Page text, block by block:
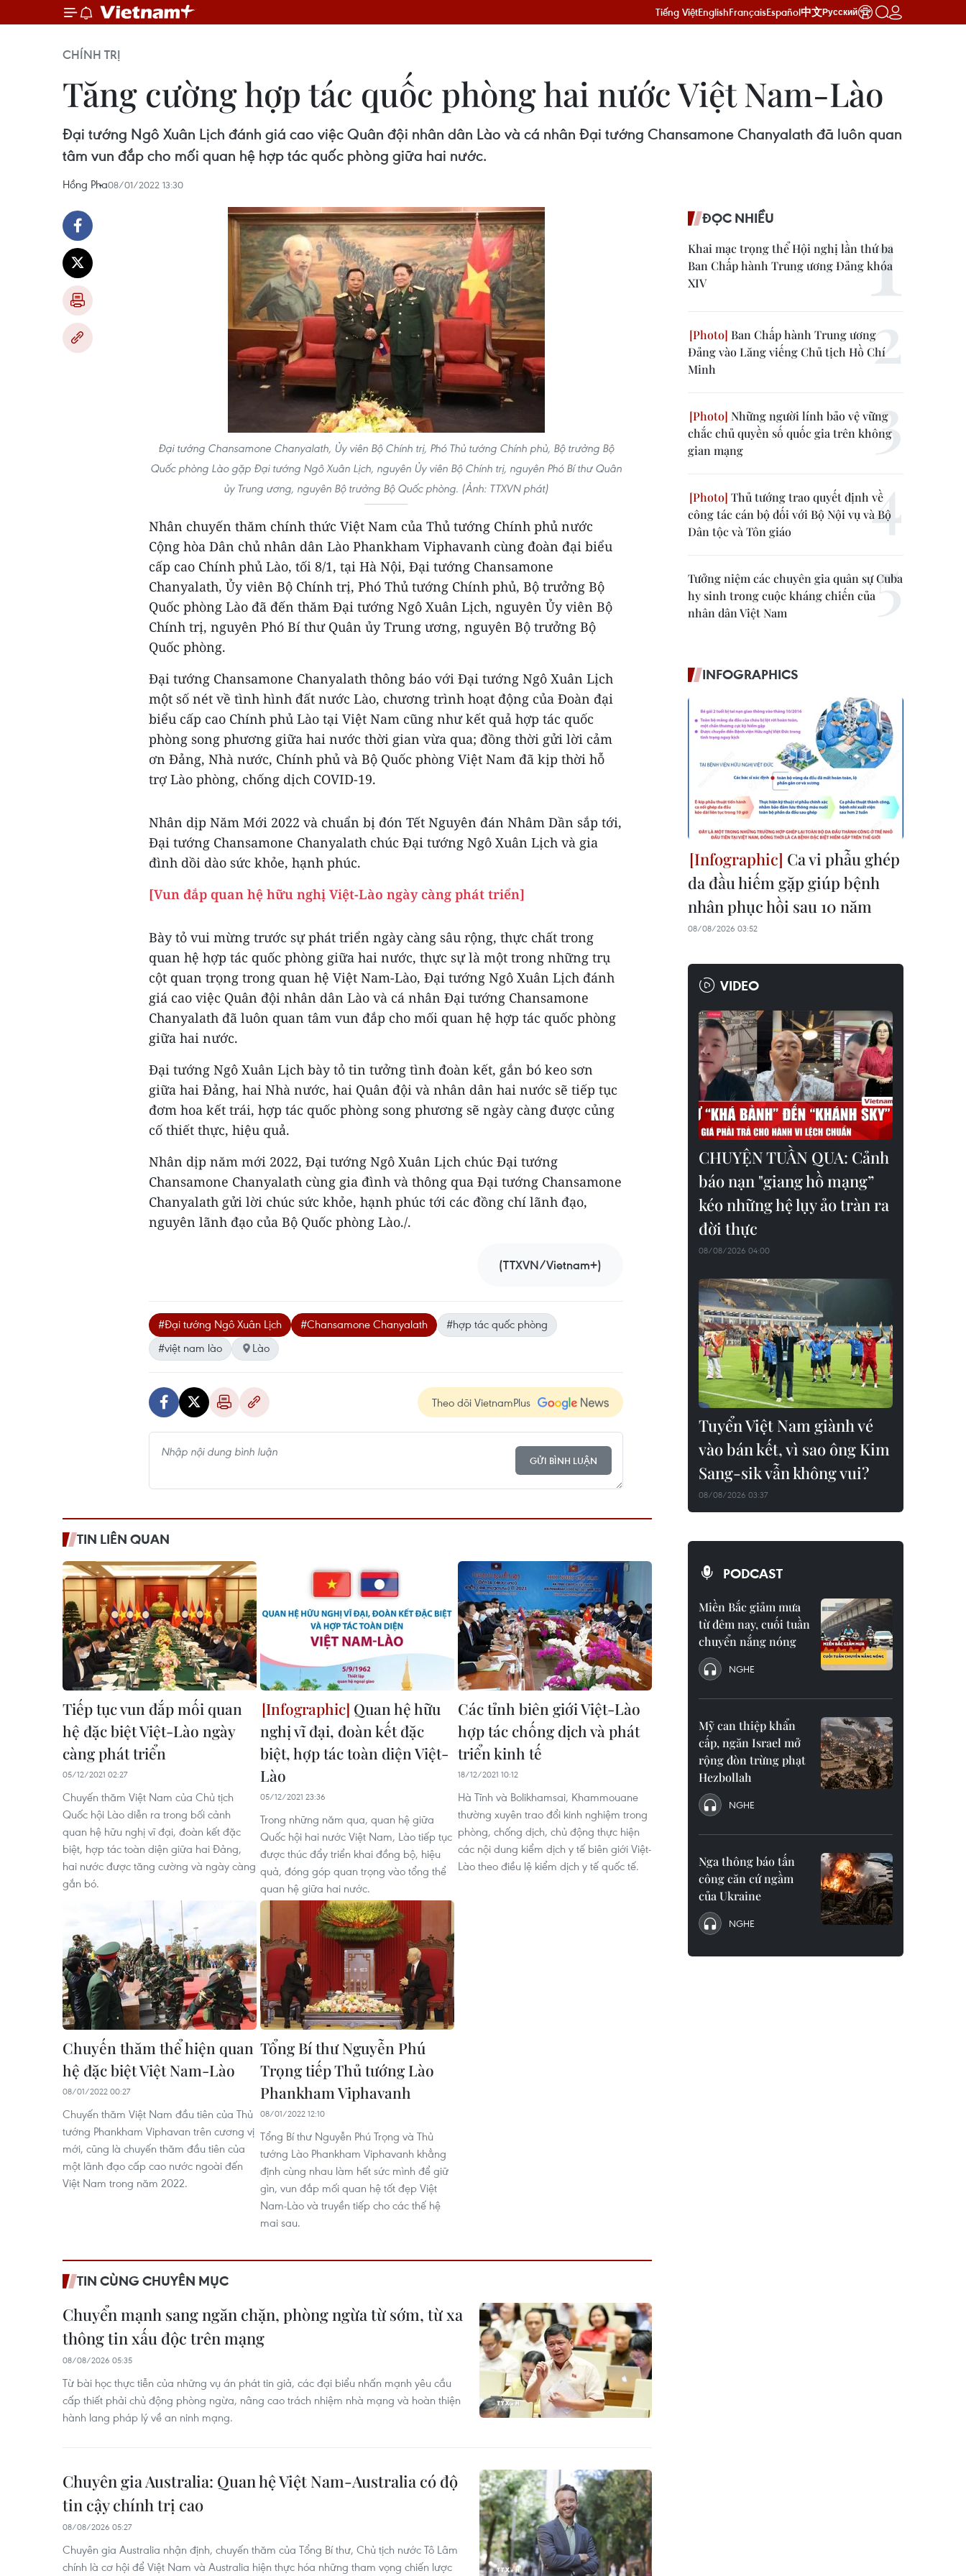
Tiếng ViệtEnglishFrançaisEspañol中文Русский
CHÍNH TRỊ
Tăng cường hợp tác quốc phòng hai nước Việt Nam-Lào
Đại tướng Ngô Xuân Lịch đánh giá cao việc Quân đội nhân dân Lào và cá nhân Đại tướng Chansamone Chanyalath đã luôn quan
tâm vun đắp cho mối quan hệ hợp tác quốc phòng giữa hai nước.
Hồng Pha08/01/2022 13:30
Đại tướng Chansamone Chanyalath, Ủy viên Bộ Chính trị, Phó Thủ tướng Chính phủ, Bộ trưởng Bộ
Quốc phòng Lào gặp Đại tướng Ngô Xuân Lịch, nguyên Ủy viên Bộ Chính trị, nguyên Phó Bí thư Quân
ủy Trung ương, nguyên Bộ trưởng Bộ Quốc phòng. (Ảnh: TTXVN phát)
Nhân chuyến thăm chính thức Việt Nam của Thủ tướng Chính phủ nước
Cộng hòa Dân chủ nhân dân Lào Phankham Viphavanh cùng đoàn đại biểu
cấp cao Chính phủ Lào, tối 8/1, tại Hà Nội, Đại tướng Chansamone
Chanyalath, Ủy viên Bộ Chính trị, Phó Thủ tướng Chính phủ, Bộ trưởng Bộ
Quốc phòng Lào đã đến thăm Đại tướng Ngô Xuân Lịch, nguyên Ủy viên Bộ
Chính trị, nguyên Phó Bí thư Quân ủy Trung ương, nguyên Bộ trưởng Bộ
Quốc phòng.
Đại tướng Chansamone Chanyalath thông báo với Đại tướng Ngô Xuân Lịch
một số nét về tình hình đất nước Lào, chương trình hoạt động của Đoàn đại
biểu cấp cao Chính phủ Lào tại Việt Nam cũng như kết quả hợp tác quốc
phòng song phương giữa hai nước thời gian vừa qua; đồng thời gửi lời cảm
ơn Đảng, Nhà nước, Chính phủ và Bộ Quốc phòng Việt Nam đã kịp thời hỗ
trợ Lào phòng, chống dịch COVID-19.
Nhân dịp Năm Mới 2022 và chuẩn bị đón Tết Nguyên đán Nhâm Dần sắp tới,
Đại tướng Chansamone Chanyalath chúc Đại tướng Ngô Xuân Lịch và gia
đình dồi dào sức khỏe, hạnh phúc.
[Vun đắp quan hệ hữu nghị Việt-Lào ngày càng phát triển]
Bày tỏ vui mừng trước sự phát triển ngày càng sâu rộng, thực chất trong
quan hệ hợp tác quốc phòng giữa hai nước, thực sự là một trong những trụ
cột quan trọng trong quan hệ Việt Nam-Lào, Đại tướng Ngô Xuân Lịch đánh
giá cao việc Quân đội nhân dân Lào và cá nhân Đại tướng Chansamone
Chanyalath đã luôn quan tâm vun đắp cho mối quan hệ hợp tác quốc phòng
giữa hai nước.
Đại tướng Ngô Xuân Lịch bày tỏ tin tưởng tình đoàn kết, gắn bó keo sơn
giữa hai Đảng, hai Nhà nước, hai Quân đội và nhân dân hai nước sẽ tiếp tục
đơm hoa kết trái, hợp tác quốc phòng song phương sẽ ngày càng được củng
cố thiết thực, hiệu quả.
Nhân dịp năm mới 2022, Đại tướng Ngô Xuân Lịch chúc Đại tướng
Chansamone Chanyalath cùng gia đình và thông qua Đại tướng Chansamone
Chanyalath gửi lời chúc sức khỏe, hạnh phúc tới các đồng chí lãnh đạo,
nguyên lãnh đạo của Bộ Quốc phòng Lào./.
(TTXVN/Vietnam+)
#Đại tướng Ngô Xuân Lịch #Chansamone Chanyalath
#hợp tác quốc phòng
#việt nam lào
Lào
Theo dõi VietnamPlus
GỬI BÌNH LUẬN
TIN LIÊN QUAN
Tiếp tục vun đắp mối quan
hệ đặc biệt Việt-Lào ngày
càng phát triển
05/12/2021 02:27
Chuyến thăm Việt Nam của Chủ tịch
Quốc hội Lào diễn ra trong bối cảnh
quan hệ hữu nghị vĩ đại, đoàn kết đặc
biệt, hợp tác toàn diện giữa hai Đảng,
hai nước được tăng cường và ngày càng
gắn bó.
Quan hệ hữu
nghị vĩ đại, đoàn kết đặc
biệt, hợp tác toàn diện Việt-
Lào
05/12/2021 23:36
Trong những năm qua, quan hệ giữa
Quốc hội hai nước Việt Nam, Lào tiếp tục
được thúc đẩy triển khai đồng bộ, hiệu
quả, đóng góp quan trọng vào tổng thể
quan hệ giữa hai nước.
Các tỉnh biên giới Việt-Lào
hợp tác chống dịch và phát
triển kinh tế
18/12/2021 10:12
Hà Tĩnh và Bolikhamsai, Khammouane
thường xuyên trao đổi kinh nghiệm trong
phòng, chống dịch, chủ động thực hiện
các nội dung kiểm dịch y tế biên giới Việt-
Lào theo điều lệ kiểm dịch y tế quốc tế.
Chuyến thăm thể hiện quan
hệ đặc biệt Việt Nam-Lào
08/01/2022 00:27
Chuyến thăm Việt Nam đầu tiên của Thủ
tướng Phankham Viphavan trên cương vị
mới, cũng là chuyến thăm đầu tiên của
một lãnh đạo cấp cao nước ngoài đến
Việt Nam trong năm 2022.
Tổng Bí thư Nguyễn Phú
Trọng tiếp Thủ tướng Lào
Phankham Viphavanh
08/01/2022 12:10
Tổng Bí thư Nguyễn Phú Trọng và Thủ
tướng Lào Phankham Viphavanh khẳng
định cùng nhau làm hết sức mình để giữ
gìn, vun đắp mối quan hệ tốt đẹp Việt
Nam-Lào và truyền tiếp cho các thế hệ
mai sau.
TIN CÙNG CHUYÊN MỤC
Chuyển mạnh sang ngăn chặn, phòng ngừa từ sớm, từ xa
thông tin xấu độc trên mạng
08/08/2026 05:35
Từ bài học thực tiễn của những vụ án phát tin giả, các đại biểu nhấn mạnh yêu cầu
cấp thiết phải chủ động phòng ngừa, nâng cao trách nhiệm nhà mạng và hoàn thiện
hành lang pháp lý về an ninh mạng.
Chuyên gia Australia: Quan hệ Việt Nam-Australia có độ
tin cậy chính trị cao
08/08/2026 05:27
Chuyên gia Australia nhận định, chuyến thăm của Tổng Bí thư, Chủ tịch nước Tô Lâm
chính là cơ hội để Việt Nam và Australia hiện thực hóa những tham vọng chiến lược
ĐỌC NHIỀU
Khai mạc trọng thể Hội nghị lần thứ ba
Ban Chấp hành Trung ương Đảng khóa
XIV
Ban Chấp hành Trung ương
Đảng vào Lăng viếng Chủ tịch Hồ Chí
Minh
Những người lính bảo vệ vững
chắc chủ quyền số quốc gia trên không
gian mạng
Thủ tướng trao quyết định về
công tác cán bộ đối với Bộ Nội vụ và Bộ
Dân tộc và Tôn giáo
Tưởng niệm các chuyên gia quân sự Cuba
hy sinh trong cuộc kháng chiến của
nhân dân Việt Nam
INFOGRAPHICS
Ca vi phẫu ghép
da đầu hiếm gặp giúp bệnh
nhân phục hồi sau 10 năm
08/08/2026 03:52
VIDEO
CHUYỆN TUẦN QUA: Cảnh
báo nạn "giang hồ mạng”
kéo những hệ lụy ảo tràn ra
đời thực
08/08/2026 04:00
Tuyển Việt Nam giành vé
vào bán kết, vì sao ông Kim
Sang-sik vẫn không vui?
08/08/2026 03:37
PODCAST
Miền Bắc giảm mưa
từ đêm nay, cuối tuần
chuyển nắng nóng
NGHE
Mỹ can thiệp khẩn
cấp, ngăn Israel mở
rộng đòn trừng phạt
Hezbollah
NGHE
Nga thông báo tấn
công căn cứ ngầm
của Ukraine
NGHE